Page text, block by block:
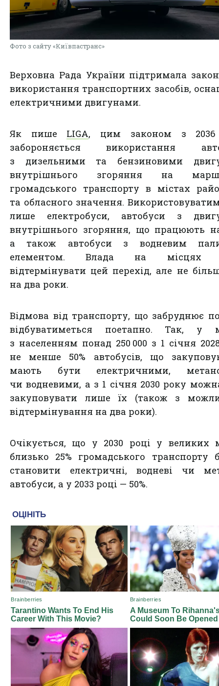
Фото з сайту «Київпастранс»
Верховна Рада України підтримала
використання транспортних засобів,
електричними двигунами.
Як пише LIGA, цим законом з 2036
забороняється використання
з дизельними та бензиновими
внутрішнього згоряння на
громадського транспорту в містах
та обласного значення.
лише електробуси, автобуси з
внутрішнього згоряння, що працюють
а також автобуси з водневим
елементом. Влада на місцях
відтермінувати цей перехід, але не
на два роки.
Відмова від транспорту, що забруднює
відбуватиметься поетапно. Так, у
з населенням понад 250 000 з 1 січня
не менше 50% автобусів, що
мають бути електричними,
чи водневими, а з 1 січня 2030 року
закуповувати лише їх (також з
відтермінування на два роки).
Очікується, що у 2030 році у великих
близько 25% громадського транспорту
становити електричні, водневі чи
автобуси, а у 2033 році — 50%.